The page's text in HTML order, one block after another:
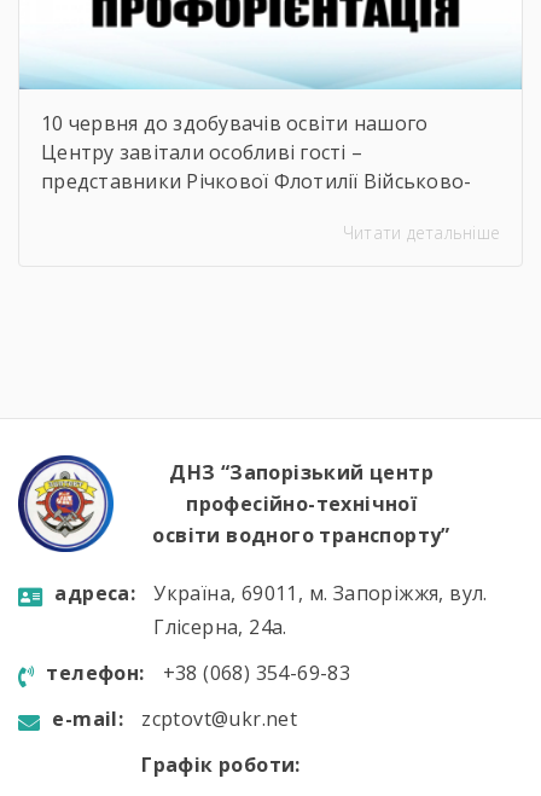
10 червня до здобувачів освіти нашого
Центру завітали особливі гості –
представники Річкової Флотилії Військово-
зустрічі студенти дізналися про особливості
загрозам;🔹 можливості професійного […]
Читати детальніше
ДНЗ “Запорізький центр
професійно-технічної
освіти водного транспорту”
aдресa:
Україна, 69011, м. Запоріжжя, вул.
Глісерна, 24а.
телефон:
+38 (068) 354-69-83
e-mail:
zcptovt@ukr.net
Графік роботи: